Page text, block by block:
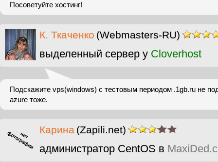
Посоветуйте хостинг!
К. Ткаченко (Webmasters-RU)
выделенный сервер у Cloverhost
Подскажите vps(windows) c тестовым периодом .1gb.ru не
azure тоже.
Карина (Zapili.net)
администратор CentOS в